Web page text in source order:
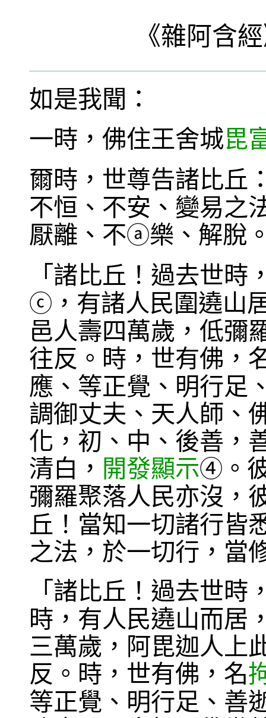
《雜阿含
如是我聞：
一時，佛住王舍城毘
爾時，世尊告諸比丘
不恒、不安、變易之
厭離、不ⓐ樂、解脫
「諸比丘！過去世時
ⓒ ，有諸人民圍遶山
邑人壽四萬歲，低彌
往反。時，世有佛，
應、等正覺、明行足
調御丈夫、天人師、
化，初、中、後善，
清白， 開發顯示④ 。
彌羅聚落人民亦沒，
丘！當知一切諸行皆
之法，於一切行，當
「諸比丘！過去世時
時，有人民遶山而居
三萬歲，阿毘迦人上
反。時，世有佛，名
等正覺、明行足、善